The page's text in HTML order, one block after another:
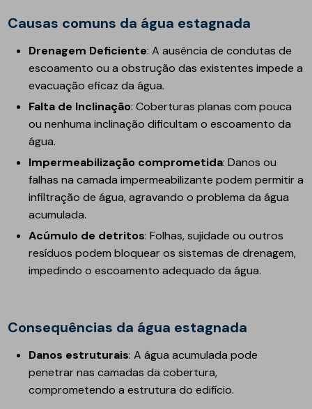
Causas comuns da água estagnada
Drenagem Deficiente: A ausência de condutas de
escoamento ou a obstrução das existentes impede a
evacuação eficaz da água.
Falta de Inclinação: Coberturas planas com pouca
ou nenhuma inclinação dificultam o escoamento da
água.
Impermeabilização comprometida: Danos ou
falhas na camada impermeabilizante podem permitir a
infiltração de água, agravando o problema da água
acumulada.
Acúmulo de detritos: Folhas, sujidade ou outros
resíduos podem bloquear os sistemas de drenagem,
impedindo o escoamento adequado da água.
Consequências da água estagnada
Danos estruturais: A água acumulada pode
penetrar nas camadas da cobertura,
comprometendo a estrutura do edifício.